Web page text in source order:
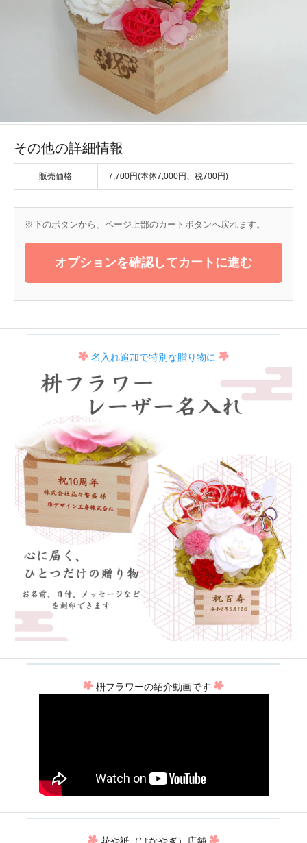
その他の詳細情報
販売価格 7,700円(本体7,000円、税700円)
※下のボタンから、ページ上部のカートボタンへ戻れます。
オプションを確認してカートに進む
名入れ追加で特別な贈り物に
枡フラワーの紹介動画です